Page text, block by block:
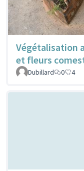
Végétalisation
et fleurs
Dubillard
0 4